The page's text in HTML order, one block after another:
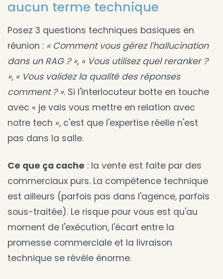
aucun terme technique
Posez 3 questions techniques basiques en
réunion : « Comment vous gérez l'hallucination
dans un RAG ? », « Vous utilisez quel reranker ?
», « Vous validez la qualité des réponses
comment ? ». Si l'interlocuteur botte en touche
avec « je vais vous mettre en relation avec
notre tech », c'est que l'expertise réelle n'est
pas dans la salle.
Ce que ça cache : la vente est faite par des
commerciaux purs. La compétence technique
est ailleurs (parfois pas dans l'agence, parfois
sous-traitée). Le risque pour vous est qu'au
moment de l'exécution, l'écart entre la
promesse commerciale et la livraison
technique se révèle énorme.